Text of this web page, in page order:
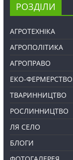
РОЗДІЛИ
АГРОТЕХНІКА
АГРОПОЛІТИКА
АГРОПРАВО
ЕКО-ФЕРМЕРСТВО
ТВАРИННИЦТВО
РОСЛИННИЦТВО
ЛЯ СЕЛО
БЛОГИ